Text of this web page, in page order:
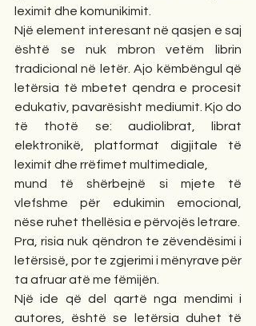
leximit dhe komunikimit.
Një element interesant në qasjen e saj
është se nuk mbron vetëm librin
tradicional në letër. Ajo këmbëngul që
letërsia të mbetet qendra e procesit
edukativ, pavarësisht mediumit. Kjo do
të thotë se: audiolibrat, librat
elektronikë, platformat digjitale të
leximit dhe rrëfimet multimediale,
mund të shërbejnë si mjete të
vlefshme për edukimin emocional,
nëse ruhet thellësia e përvojës letrare.
Pra, risia nuk qëndron te zëvendësimi i
letërsisë, por te zgjerimi i mënyrave për
ta afruar atë me fëmijën.
Një ide që del qartë nga mendimi i
autores, është se letërsia duhet të